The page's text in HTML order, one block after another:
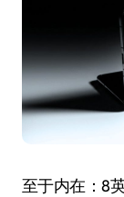
至于内在：8